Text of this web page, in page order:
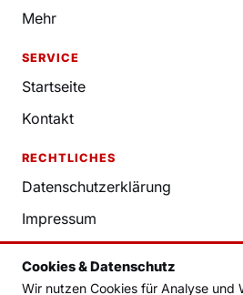
Cookies & Datenschutz
Wir nutzen Cookies für Analyse und
Mehr
SERVICE
Startseite
Kontakt
RECHTLICHES
Datenschutzerklärung
Impressum
Redaktion